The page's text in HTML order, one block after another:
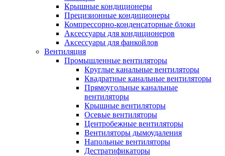
Крышные кондиционеры
Прецизионные кондиционеры
Компрессорно-конденсаторные блоки
Аксессуары для кондиционеров
Аксессуары для фанкойлов
Вентиляция
Промышленные вентиляторы
Круглые канальные вентиляторы
Квадратные канальные вентиляторы
Прямоугольные канальные
вентиляторы
Крышные вентиляторы
Осевые вентиляторы
Центробежные вентиляторы
Вентиляторы дымоудаления
Напольные вентиляторы
Дестратификаторы